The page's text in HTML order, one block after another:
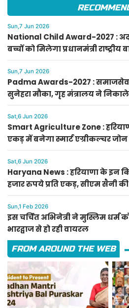
Sun,7 Jun 2026
National Child Award-2027 :
बच्चों को मिलेगा प्रधानमंत्री
करें आवेदन
Sun,7 Jun 2026
Padma Awards-2027 :
सुनेहरा मौका, गृह मंत्रालय ने
लिए आवेदन
Sat,6 Jun 2026
Smart Agriculture Zone :
एकड़ में बनेगा स्मार्ट एग्रीकल्चर जोन
Sat,6 Jun 2026
Haryana News : हरियाणा के इन
हजार रुपये प्रति एकड़, सीएम सैनी
Sun,1 Feb 2026
इस चर्चित अभिनेत्री ने मुस्लिम धर्म
भारद्वाज से हो रही वायरल
FROM AROUND THE WEB